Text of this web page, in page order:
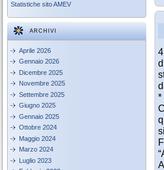
Statistiche sito AMEV
ARCHIVI
Aprile 2026
Gennaio 2026
Dicembre 2025
Novembre 2025
Settembre 2025
Giugno 2025
Gennaio 2025
Ottobre 2024
Maggio 2024
Marzo 2024
Luglio 2023
*